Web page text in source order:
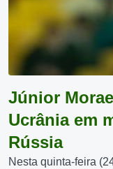
Júnior
Ucrânia em
Rússia
Nesta quinta-feira